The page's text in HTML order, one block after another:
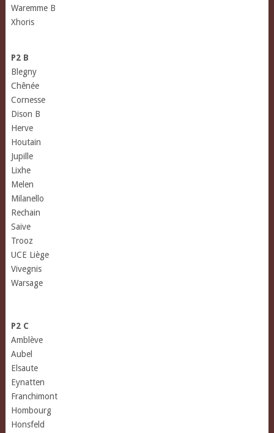
Waremme B
Xhoris
P2 B
Blegny
Chênée
Cornesse
Dison B
Herve
Houtain
Jupille
Lixhe
Melen
Milanello
Rechain
Saive
Trooz
UCE Liège
Vivegnis
Warsage
P2 C
Amblève
Aubel
Elsaute
Eynatten
Franchimont
Hombourg
Honsfeld